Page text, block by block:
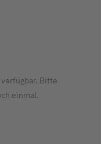
Bitte
einmal.